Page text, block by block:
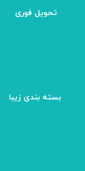
تحویل فوری
بسته بندی زیبا